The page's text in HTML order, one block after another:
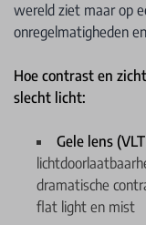
wereld ziet maar op
onregelmatigheden
Hoe contrast en
slecht licht:
Gele lens
dramatische
flat light en mist